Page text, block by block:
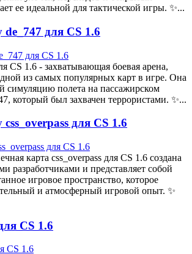
ее идеальной для тактической игры. ✨...
для CS 1.6
CS 1.6 - захватывающая боевая арена,
из самых популярных карт в игре. Она
симуляцию полета на пассажирском
который был захвачен террористами. ✨...
для CS 1.6
карта css_overpass для CS 1.6 создана
разработчиками и представляет собой
игровое пространство, которое
и атмосферный игровой опыт. ✨
CS 1.6